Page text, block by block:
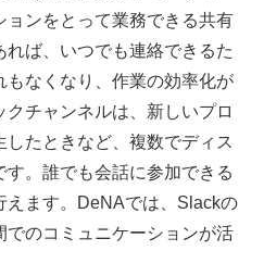
ョンをとって業務できる共有
ば、いつでも連絡できるた
なくなり、作業の効率化が
チャンネルは、新しいプロ
たときなど、複数でディス
。誰でも会話に参加できる
えます。DeNAでは、Slackの
のコミュニケーションが活